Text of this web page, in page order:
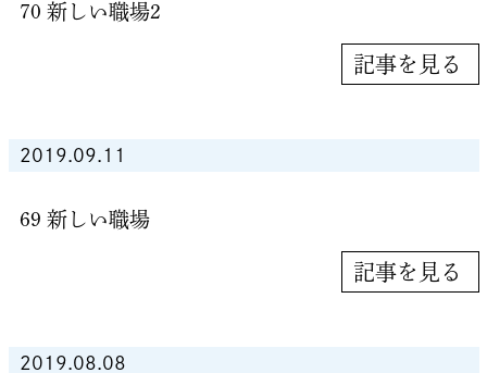
70 新しい職場2
記事を見る
2019.09.11
69 新しい職場
記事を見る
2019.08.08